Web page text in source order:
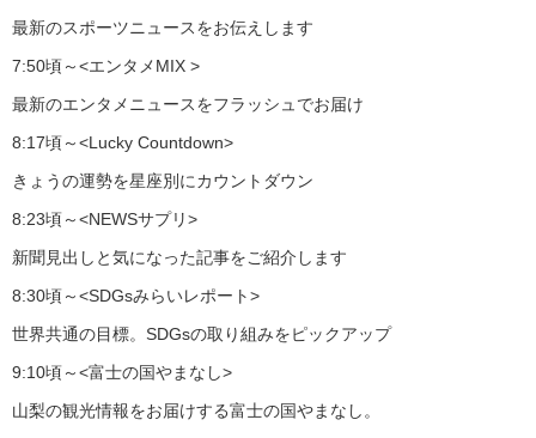
最新のスポーツニュースをお伝えします
7:50頃～<エンタメMIX >
最新のエンタメニュースをフラッシュでお届け
8:17頃～<Lucky Countdown>
きょうの運勢を星座別にカウントダウン
8:23頃～<NEWSサプリ>
新聞見出しと気になった記事をご紹介します
8:30頃～<SDGsみらいレポート>
世界共通の目標。SDGsの取り組みをピックアップ
9:10頃～<富士の国やまなし>
山梨の観光情報をお届けする富士の国やまなし。